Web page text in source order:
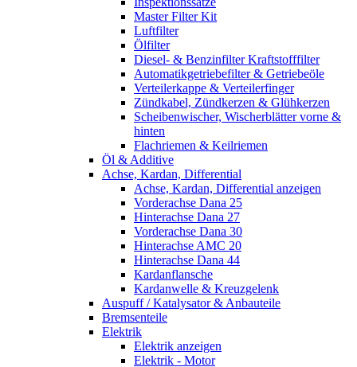
Master Filter Kit
Luftfilter
Ölfilter
Diesel- & Benzinfilter Kraftstofffilter
Automatikgetriebefilter & Getriebeöle
Verteilerkappe & Verteilerfinger
Zündkabel, Zündkerzen & Glühkerzen
Scheibenwischer, Wischerblätter vorne &
hinten
Flachriemen & Keilriemen
Öl & Additive
Achse, Kardan, Differential
Achse, Kardan, Differential anzeigen
Vorderachse Dana 25
Hinterachse Dana 27
Vorderachse Dana 30
Hinterachse AMC 20
Hinterachse Dana 44
Kardanflansche
Kardanwelle & Kreuzgelenk
Auspuff / Katalysator & Anbauteile
Bremsenteile
Elektrik
Elektrik anzeigen
Elektrik - Motor